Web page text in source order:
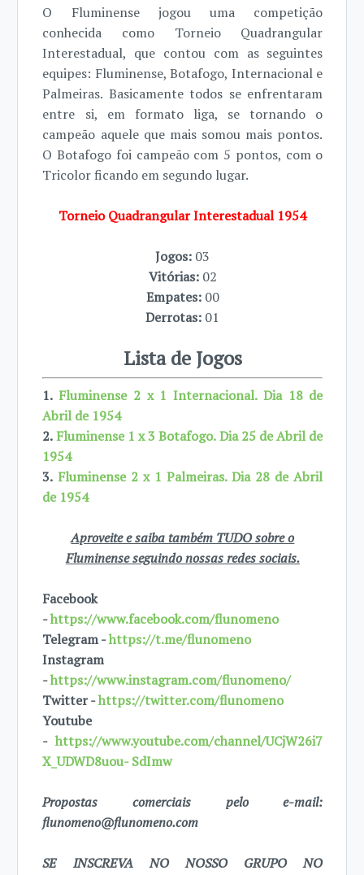
O Fluminense jogou uma competição
conhecida como Torneio Quadrangular
Interestadual, que contou com as seguintes
equipes: Fluminense, Botafogo, Internacional e
Palmeiras. Basicamente todos se enfrentaram
entre si, em formato liga, se tornando o
campeão aquele que mais somou mais pontos.
O Botafogo foi campeão com 5 pontos, com o
Tricolor ficando em segundo lugar.
Torneio Quadrangular Interestadual 1954
Jogos: 03
Vitórias:02
Empates:00
Derrotas: 01
Lista de Jogos
1. Fluminense 2 x 1 Internacional. Dia 18 de
Abril de 1954
2. Fluminense 1 x 3 Botafogo. Dia 25 de Abril de
1954
3. Fluminense 2 x 1 Palmeiras. Dia 28 de Abril
de 1954
Aproveite e saiba também TUDO sobre o
Fluminense seguindo nossas redes sociais.
Facebook
-https://www.facebook.com/flunomeno
Telegram -https://t.me/flunomeno
Instagram
-https://www.instagram.com/flunomeno/
Twitter -https://twitter.com/flunomeno
Youtube
-https://www.youtube.com/channel/UCjW26i7
X_UDWD8uou- SdImw
Propostas comerciais pelo e-mail:
flunomeno@flunomeno.com
SE INSCREVA NO NOSSO GRUPO NO